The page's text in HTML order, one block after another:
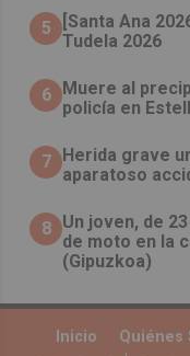
5
[Santa Ana
Tudela 2026
6 Muere al
policía en
7 Herida grave
aparatoso
8 Un joven, de
de moto en la
(Gipuzkoa)
Inicio Quiénes